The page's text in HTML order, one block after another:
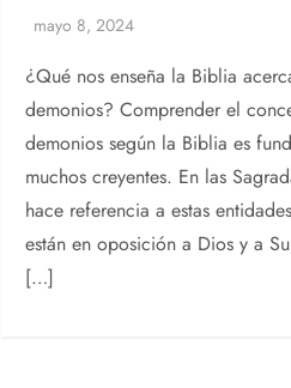
¿Qué nos enseña la Biblia
demonios? Comprender el
demonios según la Biblia es
muchos creyentes. En las
hace referencia a estas
están en oposición a Dios y a
[…]